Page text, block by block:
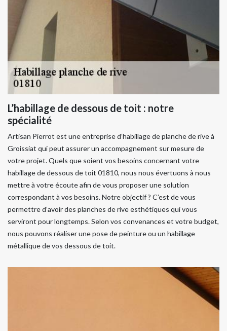
L’habillage de dessous de toit : notre
spécialité
Artisan Pierrot est une entreprise d’habillage de planche de rive à
Groissiat qui peut assurer un accompagnement sur mesure de
votre projet. Quels que soient vos besoins concernant votre
habillage de dessous de toit 01810, nous nous évertuons à nous
mettre à votre écoute afin de vous proposer une solution
correspondant à vos besoins. Notre objectif ? C’est de vous
permettre d’avoir des planches de rive esthétiques qui vous
serviront pour longtemps. Selon vos convenances et votre budget,
nous pouvons réaliser une pose de peinture ou un habillage
métallique de vos dessous de toit.